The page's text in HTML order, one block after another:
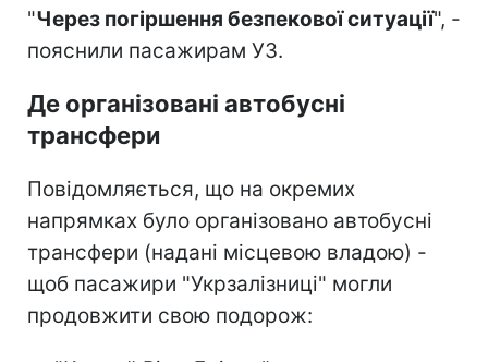
"Через погіршення безпекової ситуації", -
пояснили пасажирам УЗ.
Де організовані автобусні
трансфери
Повідомляється, що на окремих
напрямках було організовано автобусні
трансфери (надані місцевою владою) -
щоб пасажири "Укрзалізниці" могли
продовжити свою подорож: